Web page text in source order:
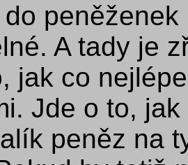
A tady je
jak co
Jde o to,
peněz na